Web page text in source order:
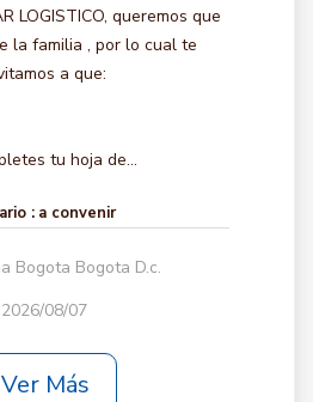
LOGISTICO, queremos que
la familia , por lo cual te
a que:
tu hoja de...
: a convenir
Bogota Bogota D.c.
2026/08/07
Ver Más